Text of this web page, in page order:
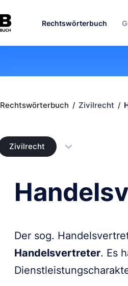
Rechtswörterbuch
Rechtswörterbuch Zivilrecht
Zivilrecht
Der sog.
Handelsvertreter. Es